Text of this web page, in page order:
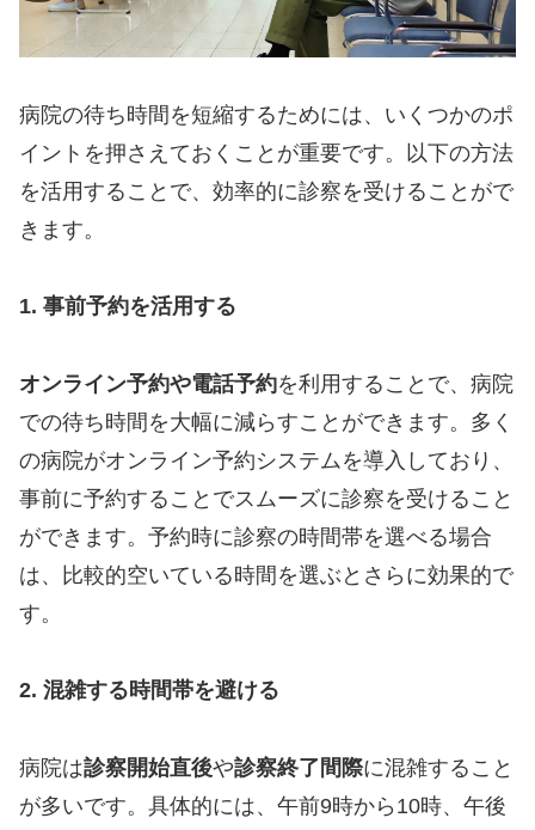
病院の待ち時間を短縮するためには、いくつかのポ
イントを押さえておくことが重要です。以下の方法
を活用することで、効率的に診察を受けることがで
きます。
1. 事前予約を活用する
オンライン予約や電話予約を利用することで、病院
での待ち時間を大幅に減らすことができます。多く
の病院がオンライン予約システムを導入しており、
事前に予約することでスムーズに診察を受けること
ができます。予約時に診察の時間帯を選べる場合
は、比較的空いている時間を選ぶとさらに効果的で
す。
2. 混雑する時間帯を避ける
病院は診察開始直後や診察終了間際に混雑すること
が多いです。具体的には、午前9時から10時、午後